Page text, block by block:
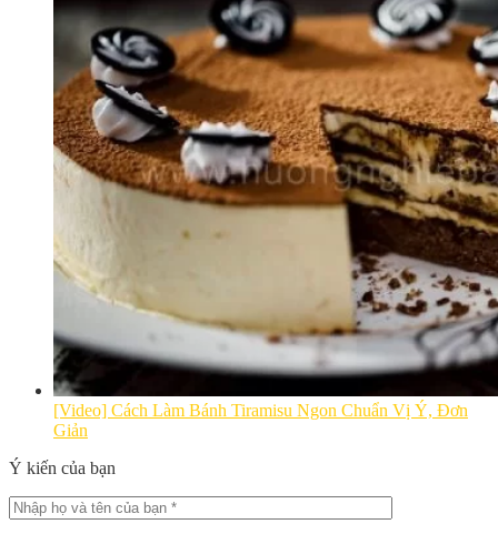
[Video] Cách Làm Bánh Tiramisu Ngon Chuẩn Vị Ý, Đơn
Giản
Ý kiến của bạn